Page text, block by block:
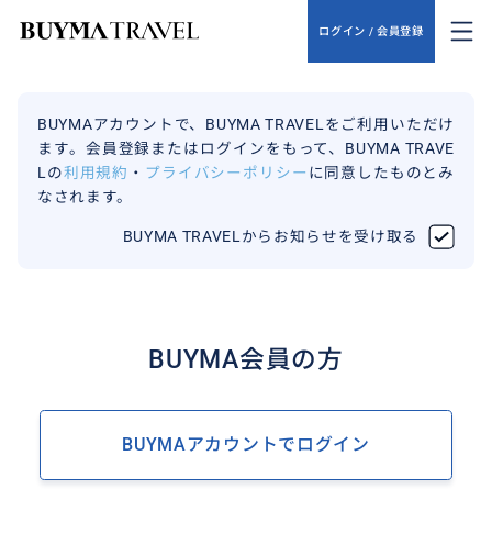
ログイン / 会員登録
BUYMAアカウントで、BUYMA TRAVELをご利用いただけ
ます。会員登録またはログインをもって、BUYMA TRAVE
Lの利用規約 ・ プライバシーポリシー に同意したものとみ
なされます。
BUYMA TRAVELからお知らせを受け取る
BUYMA会員の方
BUYMAアカウントでログイン